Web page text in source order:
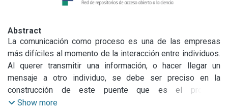
Abstract
La comunicación como proceso es una de las empresas
más difíciles al momento de la interacción entre individuos.
Al querer transmitir una información, o hacer llegar un
mensaje a otro individuo, se debe ser preciso en la
construcción de este puente que es el proceso
comunicativo para asegurarse de que aquel constructo que
Show more